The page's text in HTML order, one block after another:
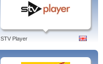
STV Player